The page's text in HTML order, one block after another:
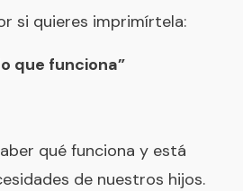
si quieres imprimírtela:
que funciona”
qué funciona y está
de nuestros hijos.